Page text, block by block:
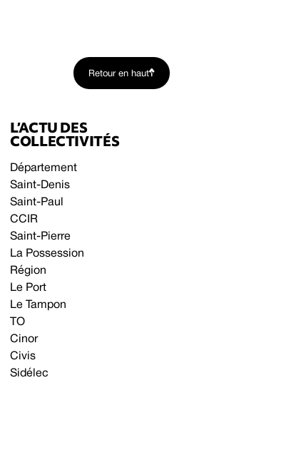
Retour en haut
L’ACTU DES
COLLECTIVITÉS
Département
Saint-Denis
Saint-Paul
CCIR
Saint-Pierre
La Possession
Région
Le Port
Le Tampon
TO
Cinor
Civis
Sidélec